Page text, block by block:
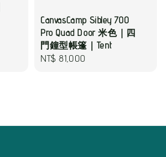
CanvasCamp Sibley 700
Pro Quad Door 米色｜四
門鐘型帳篷｜Tent
Regular
NT$ 81,000